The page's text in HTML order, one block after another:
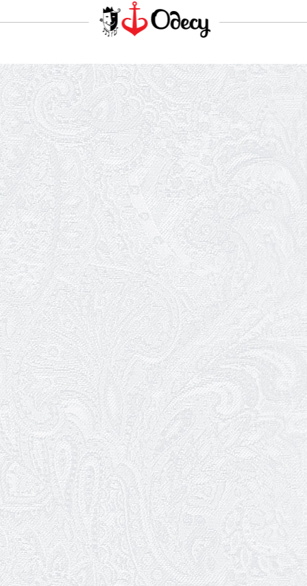
18.05.2026
Шукаємо інженерів і техніків
17.05.2026
Ювілей Валентини Бородіної
13.05.2026
Конкурс на заміщення вакантних
посад
12.05.2026
Ювілей Світлани Коцюренко
10.05.2026
Онлайн-трансляція концерту «Хто
кого?»
09.05.2026
Ювілей Олександра Ланге
08.05.2026
Відновлення мюзиклу «Ханум»
06.05.2026
Вітаємо з прем'єрою у виставі «Два
кольори однієї долі» Катерину Мись!
26.04.2026
З першою прем'єрою 2026 року!
25.04.2026
Трудовий ювілей Ауріки Ахметової
24.04.2026
З прем'єрою вистави «Божевільна